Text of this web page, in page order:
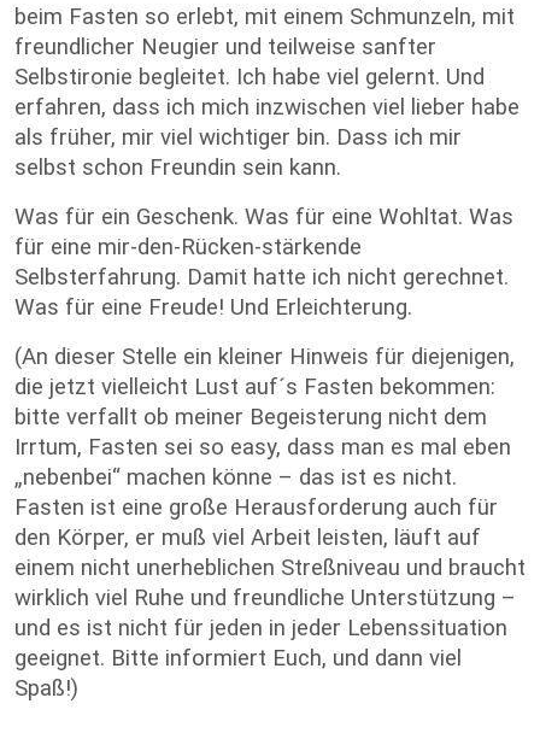
beim Fasten so erlebt, mit einem Schmunzeln, mit
freundlicher Neugier und teilweise sanfter
Selbstironie begleitet. Ich habe viel gelernt. Und
erfahren, dass ich mich inzwischen viel lieber habe
als früher, mir viel wichtiger bin. Dass ich mir
selbst schon Freundin sein kann.
Was für ein Geschenk. Was für eine Wohltat. Was
für eine mir-den-Rücken-stärkende
Selbsterfahrung. Damit hatte ich nicht gerechnet.
Was für eine Freude! Und Erleichterung.
(An dieser Stelle ein kleiner Hinweis für diejenigen,
die jetzt vielleicht Lust auf´s Fasten bekommen:
bitte verfallt ob meiner Begeisterung nicht dem
Irrtum, Fasten sei so easy, dass man es mal eben
„nebenbei“ machen könne – das ist es nicht.
Fasten ist eine große Herausforderung auch für
den Körper, er muß viel Arbeit leisten, läuft auf
einem nicht unerheblichen Streßniveau und braucht
wirklich viel Ruhe und freundliche Unterstützung –
und es ist nicht für jeden in jeder Lebenssituation
geeignet. Bitte informiert Euch, und dann viel
Spaß!)